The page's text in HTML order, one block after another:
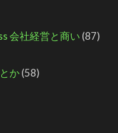
会社経営と商い (87)
か(58)